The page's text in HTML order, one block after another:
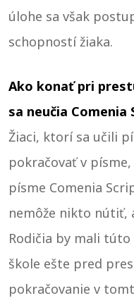
úlohe sa však
schopností žiaka.
Ako konať pri
sa neučia Comenia
Žiaci, ktorí sa učili
pokračovať v
písme Comenia
nemôže nikto nútiť,
Rodičia by mali
škole ešte pred
pokračovanie v